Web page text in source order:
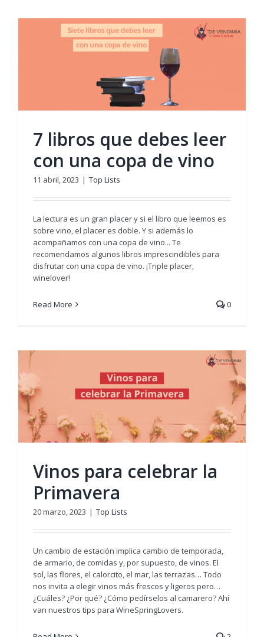
7 libros que debes leer
con una copa de vino
11 abril, 2023 | Top Lists
La lectura es un gran placer y si el libro que leemos es
sobre vino, el placer es doble. Y si además lo
acompañamos con una copa de vino... Te
recomendamos algunos libros imprescindibles para
disfrutar con una copa de vino. ¡Triple placer,
winelover!
Read More 0
Vinos para celebrar la
Primavera
20 marzo, 2023 | Top Lists
Un cambio de estación implica cambio de temporada,
de armario, de comidas y, por supuesto, de vinos. El
sol, las flores, el calorcito, el mar, las terrazas… Todo
nos invita a elegir vinos más frescos y ligeros pero…
¿Cuáles? ¿Por qué? ¿Cómo pedírselos al camarero? Ahí
van nuestros tips para WineSpringLovers.